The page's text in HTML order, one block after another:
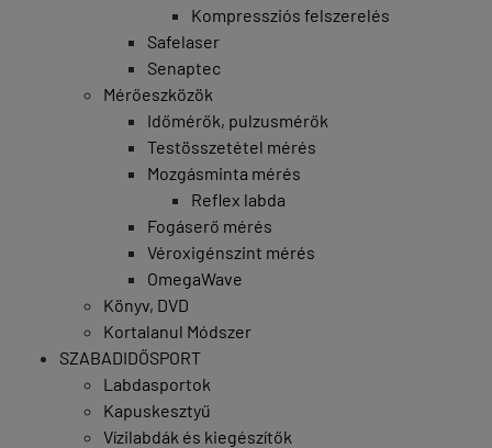
Kompressziós felszerelés
Safelaser
Senaptec
Mérőeszközök
Időmérők, pulzusmérők
Testösszetétel mérés
Mozgásminta mérés
Reflex labda
Fogáserő mérés
Véroxigénszint mérés
OmegaWave
Könyv, DVD
Kortalanul Módszer
SZABADIDŐSPORT
Labdasportok
Kapuskesztyű
Vízilabdák és kiegészítők